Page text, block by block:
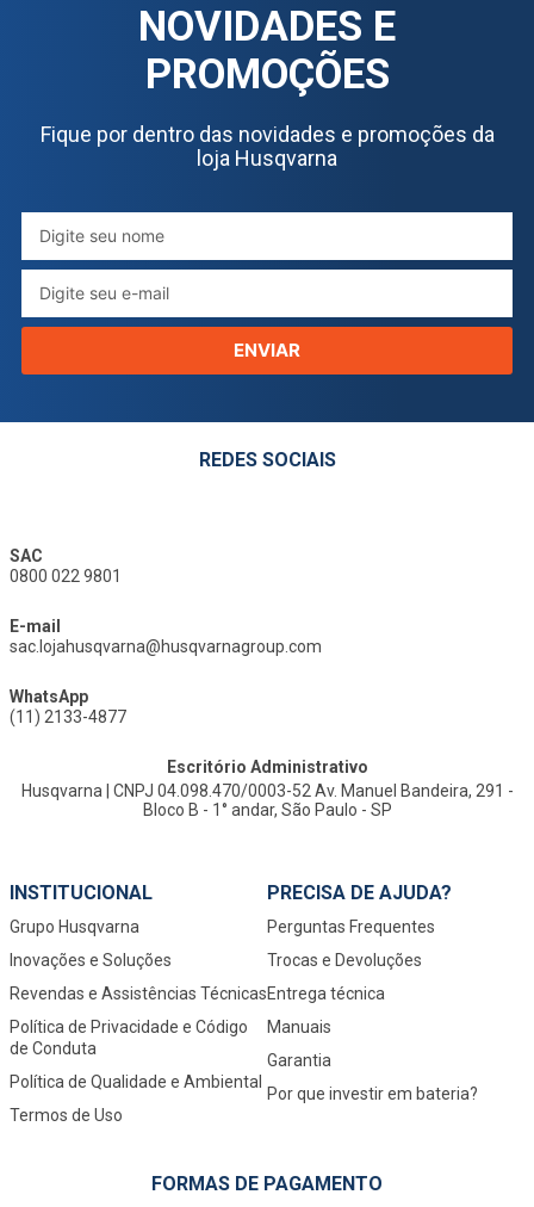
NOVIDADES E
PROMOÇÕES
Fique por dentro das novidades e promoções da
loja Husqvarna
ENVIAR
REDES SOCIAIS
SAC
0800 022 9801
E-mail
sac.lojahusqvarna@husqvarnagroup.com
WhatsApp
(11) 2133-4877
Escritório Administrativo
Husqvarna | CNPJ 04.098.470/0003-52 Av. Manuel Bandeira, 291 -
Bloco B - 1° andar, São Paulo - SP
INSTITUCIONAL
Grupo Husqvarna
Inovações e Soluções
Revendas e Assistências Técnicas
Política de Privacidade e Código
de Conduta
Política de Qualidade e Ambiental
Termos de Uso
PRECISA DE AJUDA?
Perguntas Frequentes
Trocas e Devoluções
Entrega técnica
Manuais
Garantia
Por que investir em bateria?
FORMAS DE PAGAMENTO